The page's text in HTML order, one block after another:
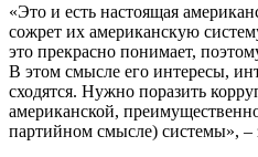
«Это и есть настоящая
сожрет их американскую
это прекрасно понимает,
В этом смысле его интересы,
сходятся. Нужно поразить
американской,
партийном смысле) системы», –